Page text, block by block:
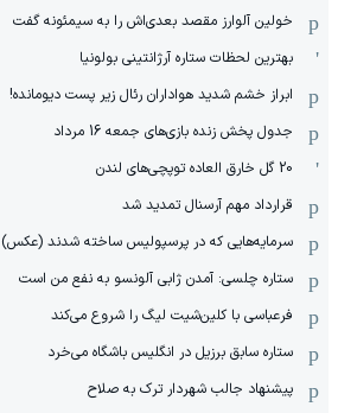
خولین آلوارز مقصد بعدی‌اش را به سیمئونه گفت
بهترین لحظات ستاره آرژانتینی بولونیا
ابراز خشم شدید هواداران رئال زیر پست دیومانده!
جدول پخش زنده بازی‌های جمعه 16 مرداد
20 گل خارق العاده توپچی‌های لندن
قرارداد مهم آرسنال تمدید شد
سرمایه‌هایی که در پرسپولیس ساخته شدند (عکس)
ستاره چلسی: آمدن ژابی آلونسو به نفع من است
فرعباسی با کلین‌شیت لیگ را شروع می‌کند
ستاره سابق برزیل در انگلیس باشگاه می‌خرد
پیشنهاد جالب شهردار ترک به صلاح